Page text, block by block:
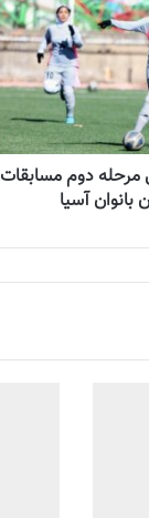
مرحله دوم مسابقات
بانوان آسیا